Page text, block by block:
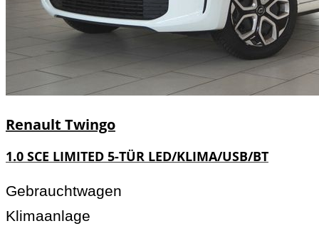
Renault Twingo
1.0 SCE LIMITED 5-TÜR LED/KLIMA/USB/BT
Gebrauchtwagen
Klimaanlage